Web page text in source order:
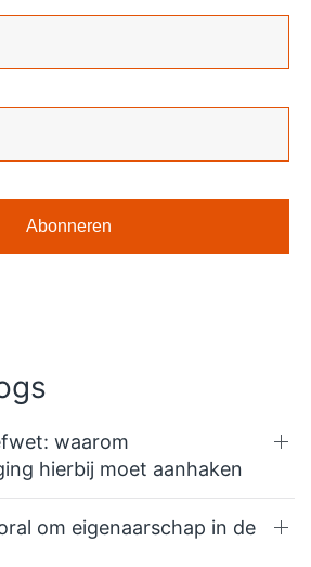
waarom
hierbij moet aanhaken
om eigenaarschap in de